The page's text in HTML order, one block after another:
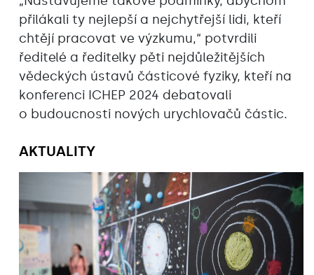
přilákali ty nejlepší a nejchytřejší lidi, kteří
chtějí pracovat ve výzkumu,“ potvrdili
ředitelé a ředitelky pěti nejdůležitějších
vědeckých ústavů částicové fyziky, kteří na
konferenci ICHEP 2024 debatovali
o budoucnosti nových urychlovačů částic.
AKTUALITY